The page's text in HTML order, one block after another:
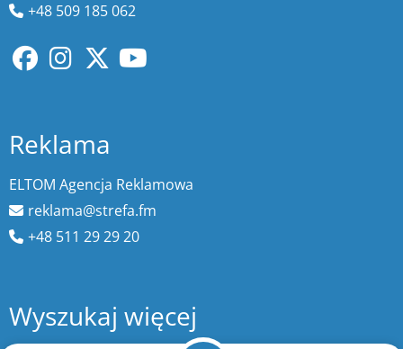
+48 509 185 062
Reklama
ELTOM Agencja Reklamowa
reklama@strefa.fm
+48 511 29 29 20
Wyszukaj więcej